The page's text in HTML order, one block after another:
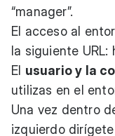
“manager”.
El acceso al
la siguiente URL:
El usuario y la
utilizas en el
Una vez dentro
izquierdo